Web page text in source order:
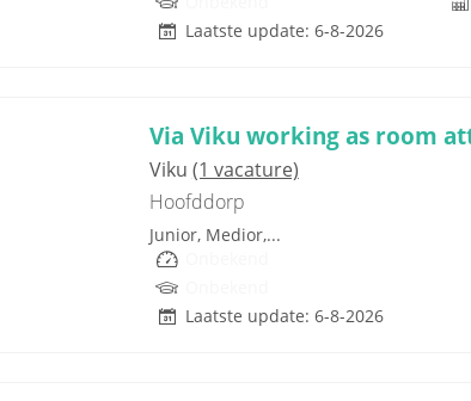
Laatste update: 6-8-2026
Via Viku working as room
Viku (1 vacature)
Hoofddorp
Junior, Medior,...
Laatste update: 6-8-2026